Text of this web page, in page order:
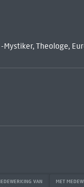
Mystiker, Theologe,
VAN MET